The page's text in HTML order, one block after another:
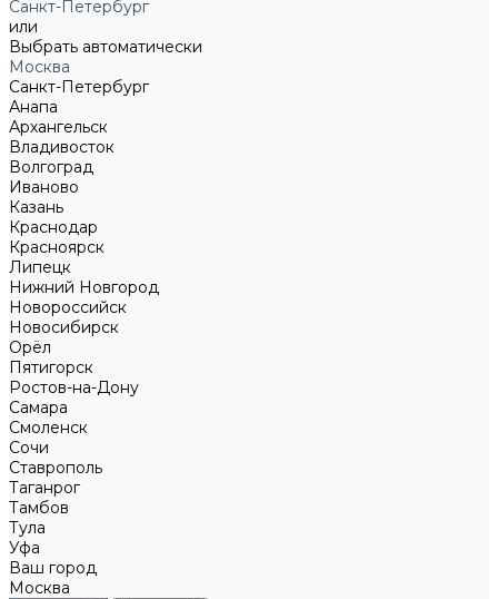
Санкт-Петербург
или
Выбрать автоматически
Москва
Санкт-Петербург
Анапа
Архангельск
Владивосток
Волгоград
Иваново
Казань
Краснодар
Красноярск
Липецк
Нижний Новгород
Новороссийск
Новосибирск
Орёл
Пятигорск
Ростов-на-Дону
Самара
Смоленск
Сочи
Ставрополь
Таганрог
Тамбов
Тула
Уфа
Ваш город
Москва